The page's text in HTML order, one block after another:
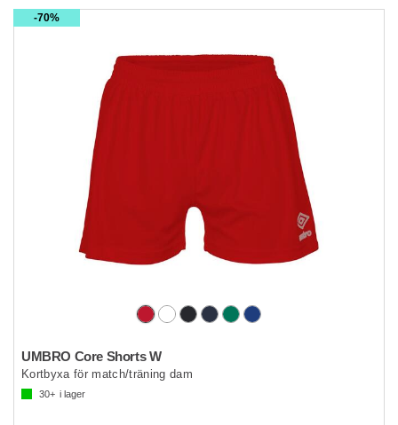
70%
UMBRO Core Shorts W
Kortbyxa för match/träning dam
30+ i lager